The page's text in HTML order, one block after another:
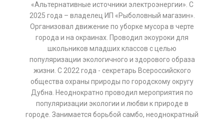
«Альтернативные источники электроэнергии». С
2025 года – владелец ИП «Рыболовный магазин».
Организовал движение по уборке мусора в черте
города и на окраинах. Проводил экоуроки для
школьников младших классов с целью
популяризации экологичного и здорового образа
жизни. С 2022 года - секретарь Всероссийского
общества охраны природы по городскому округу
Дубна. Неоднократно проводил мероприятия по
популяризации экологии и любви к природе в
городе. Занимается борьбой самбо, неоднократный